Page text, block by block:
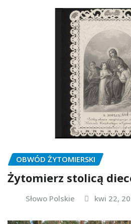
OBWÓD ŻYTOMIERSKI
Żytomierz stolicą
Słowo Polskie kwi 22,